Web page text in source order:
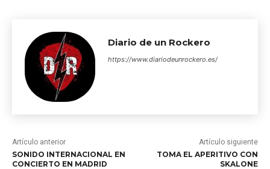
Diario de un Rockero
https://www.diariodeunrockero.es/
Artículo anterior
SONIDO INTERNACIONAL EN
CONCIERTO EN MADRID
Artículo siguiente
TOMA EL APERITIVO CON
SKALONE